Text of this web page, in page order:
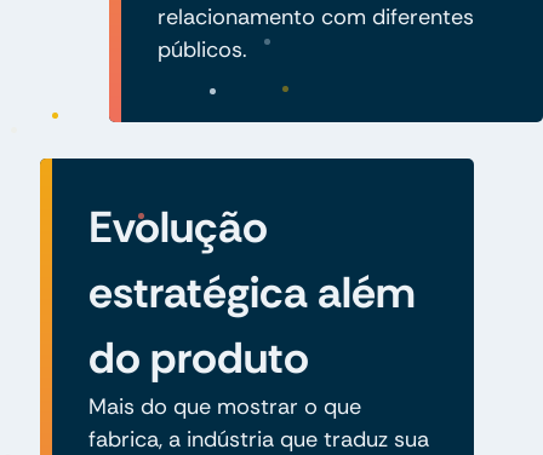
relacionamento com diferentes
públicos.
Evolução
estratégica além
do produto
Mais do que mostrar o que
fabrica, a indústria que traduz sua